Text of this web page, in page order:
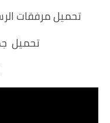
تحميل مرفقات
تحميل